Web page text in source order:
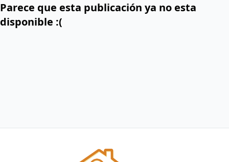
Parece que esta publicación ya no esta
disponible :(